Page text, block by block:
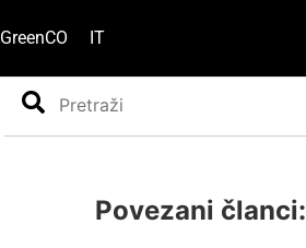
GreenCO IT
Search
Povezani članci: